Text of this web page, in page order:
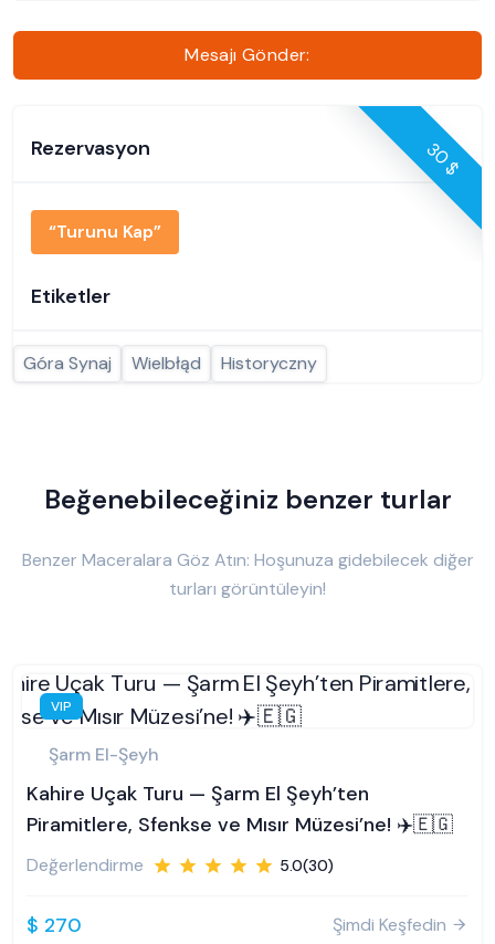
Mesajı Gönder:
Rezervasyon 30 $
“Turunu Kap”
Etiketler
Góra Synaj Wielbłąd Historyczny
Beğenebileceğiniz benzer turlar
Benzer Maceralara Göz Atın: Hoşunuza gidebilecek diğer
turları görüntüleyin!
VIP
Şarm El-Şeyh
Kahire Uçak Turu — Şarm El Şeyh’ten
Piramitlere, Sfenkse ve Mısır Müzesi’ne! ✈️🇪🇬
Değerlendirme 5.0(30)
$ 270 Şimdi Keşfedin